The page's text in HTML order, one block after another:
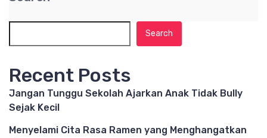
Search
Recent Posts
Jangan Tunggu Sekolah Ajarkan Anak Tidak Bully
Sejak Kecil
Menyelami Cita Rasa Ramen yang Menghangatkan